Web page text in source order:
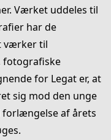
Værket uddeles til
har de
værker til
fotografiske
for Legat er, at
sig mod den unge
af årets